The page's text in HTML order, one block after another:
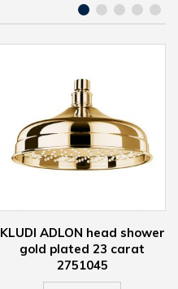
KLUDI ADLON head shower
gold plated 23 carat
2751045